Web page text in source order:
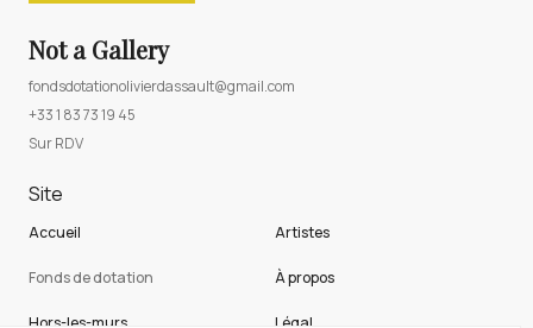
Not a Gallery
fondsdotationolivierdassault@gmail.com
+33 1 83 73 19 45
Sur RDV
Site
Accueil
Fonds de dotation
Hors-les-murs
Artistes
À propos
Légal